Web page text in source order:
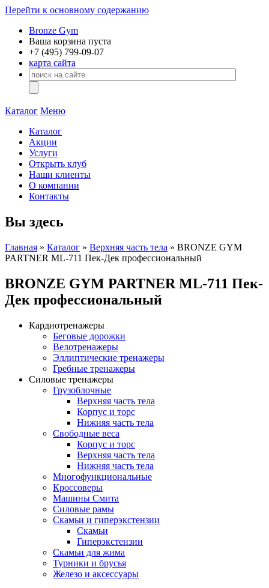
Перейти к основному содержанию
Bronze Gym
Ваша корзина пуста
+7 (495) 799-09-07
карта сайта
Каталог Меню
Каталог
Акции
Услуги
Открыть клуб
Наши клиенты
О компании
Контакты
Вы здесь
Главная » Каталог » Верхняя часть тела » BRONZE GYM
PARTNER ML-711 Пек-Дек профессиональный
BRONZE GYM PARTNER ML-711 Пек-
Дек профессиональный
Кардиотренажеры
Беговые дорожки
Велотренажеры
Эллиптические тренажеры
Гребные тренажеры
Силовые тренажеры
Грузоблочные
Верхняя часть тела
Корпус и торс
Нижняя часть тела
Свободные веса
Корпус и торс
Верхняя часть тела
Нижняя часть тела
Многофункциональные
Кроссоверы
Машины Смита
Силовые рамы
Скамьи и гиперэкстензии
Скамьи
Гиперэкстензии
Скамьи для жима
Турники и брусья
Железо и аксессуары